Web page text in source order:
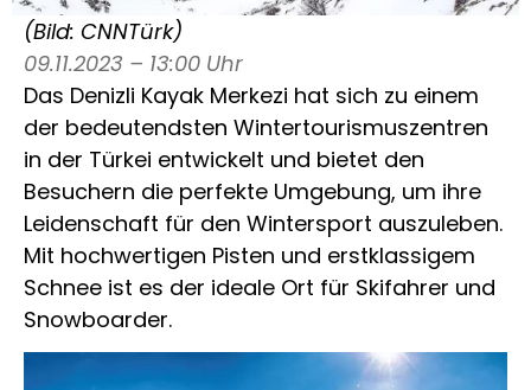
(Bild: CNNTürk)
09.11.2023 – 13:00 Uhr
Das Denizli Kayak Merkezi hat sich zu einem
der bedeutendsten Wintertourismuszentren
in der Türkei entwickelt und bietet den
Besuchern die perfekte Umgebung, um ihre
Leidenschaft für den Wintersport auszuleben.
Mit hochwertigen Pisten und erstklassigem
Schnee ist es der ideale Ort für Skifahrer und
Snowboarder.